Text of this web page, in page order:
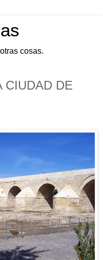
cosas.
CIUDAD DE